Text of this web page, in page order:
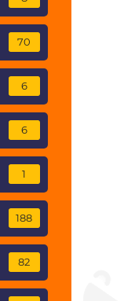
70
6
6
1
188
82